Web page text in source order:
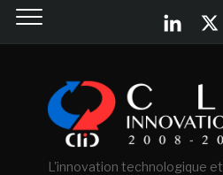
L'innovation technologique